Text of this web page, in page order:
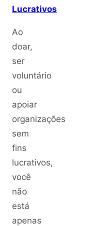
Lucrativos
Ao
doar,
ser
voluntário
ou
apoiar
organizações
sem
fins
lucrativos,
você
não
está
apenas